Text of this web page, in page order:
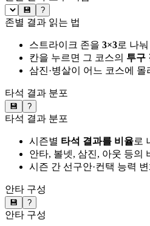
💾 ?
존별 결과 읽는 법
스트라이크 존을 3×3로 나
칸을 누르면 그 코스의 투구
삼진·병살이 어느 코스에
타석 결과 분포
💾 ?
타석 결과 분포
시즌별 타석 결과를 비율로
안타, 볼넷, 삼진, 아웃 등의
시즌 간 선구안·컨택 능력
안타 구성
💾 ?
안타 구성